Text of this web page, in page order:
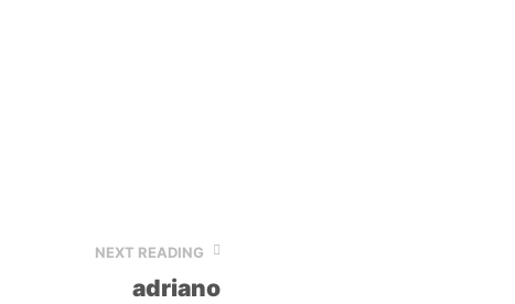
NEXT READING
adriano